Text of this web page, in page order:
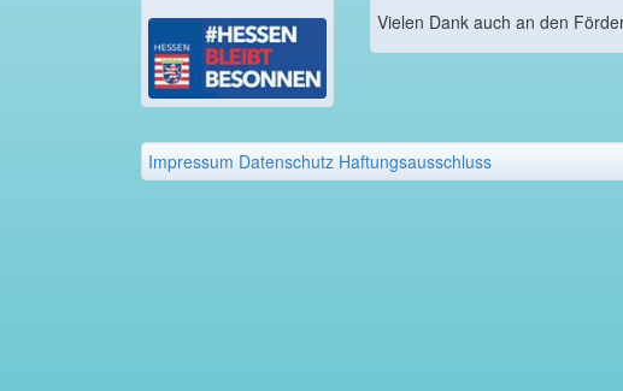
Vielen Dank auch an den
Impressum Datenschutz Haftungsausschluss